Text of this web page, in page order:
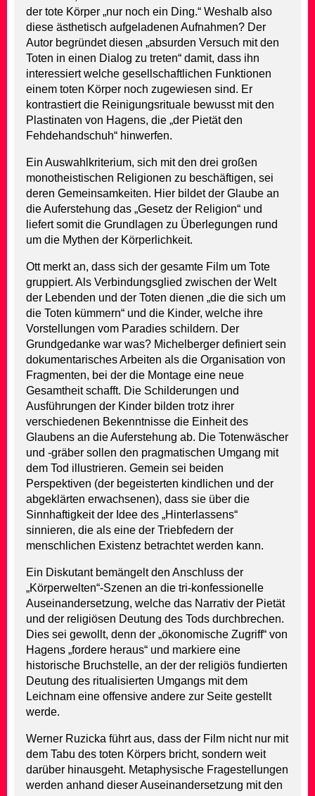
der tote Körper „nur noch ein Ding.“ Weshalb also
diese ästhetisch aufgeladenen Aufnahmen? Der
Autor begründet diesen „absurden Versuch mit den
Toten in einen Dialog zu treten“ damit, dass ihn
interessiert welche gesellschaftlichen Funktionen
einem toten Körper noch zugewiesen sind. Er
kontrastiert die Reinigungsrituale bewusst mit den
Plastinaten von Hagens, die „der Pietät den
Fehdehandschuh“ hinwerfen.
Ein Auswahlkriterium, sich mit den drei großen
monotheistischen Religionen zu beschäftigen, sei
deren Gemeinsamkeiten. Hier bildet der Glaube an
die Auferstehung das „Gesetz der Religion“ und
liefert somit die Grundlagen zu Überlegungen rund
um die Mythen der Körperlichkeit.
Ott merkt an, dass sich der gesamte Film um Tote
gruppiert. Als Verbindungsglied zwischen der Welt
der Lebenden und der Toten dienen „die die sich um
die Toten kümmern“ und die Kinder, welche ihre
Vorstellungen vom Paradies schildern. Der
Grundgedanke war was? Michelberger definiert sein
dokumentarisches Arbeiten als die Organisation von
Fragmenten, bei der die Montage eine neue
Gesamtheit schafft. Die Schilderungen und
Ausführungen der Kinder bilden trotz ihrer
verschiedenen Bekenntnisse die Einheit des
Glaubens an die Auferstehung ab. Die Totenwäscher
und -gräber sollen den pragmatischen Umgang mit
dem Tod illustrieren. Gemein sei beiden
Perspektiven (der begeisterten kindlichen und der
abgeklärten erwachsenen), dass sie über die
Sinnhaftigkeit der Idee des „Hinterlassens“
sinnieren, die als eine der Triebfedern der
menschlichen Existenz betrachtet werden kann.
Ein Diskutant bemängelt den Anschluss der
„Körperwelten“-Szenen an die tri-konfessionelle
Auseinandersetzung, welche das Narrativ der Pietät
und der religiösen Deutung des Tods durchbrechen.
Dies sei gewollt, denn der „ökonomische Zugriff“ von
Hagens „fordere heraus“ und markiere eine
historische Bruchstelle, an der der religiös fundierten
Deutung des ritualisierten Umgangs mit dem
Leichnam eine offensive andere zur Seite gestellt
werde.
Werner Ruzicka führt aus, dass der Film nicht nur mit
dem Tabu des toten Körpers bricht, sondern weit
darüber hinausgeht. Metaphysische Fragestellungen
werden anhand dieser Auseinandersetzung mit den